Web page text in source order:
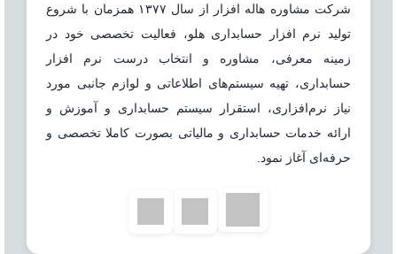
شرکت مشاوره هاله افزار از سال ۱۳۷۷ همزمان با شروع
تولید نرم افزار حسابداری هلو، فعالیت تخصصی خود در
زمینه معرفی، مشاوره و انتخاب درست نرم افزار
حسابداری، تهیه سیستم‌های اطلاعاتی و لوازم جانبی مورد
نیاز نرم‌افزاری، استقرار سیستم حسابداری و آموزش و
ارائه خدمات حسابداری و مالیاتی بصورت کاملا تخصصی و
حرفه‌ای آغاز نمود.